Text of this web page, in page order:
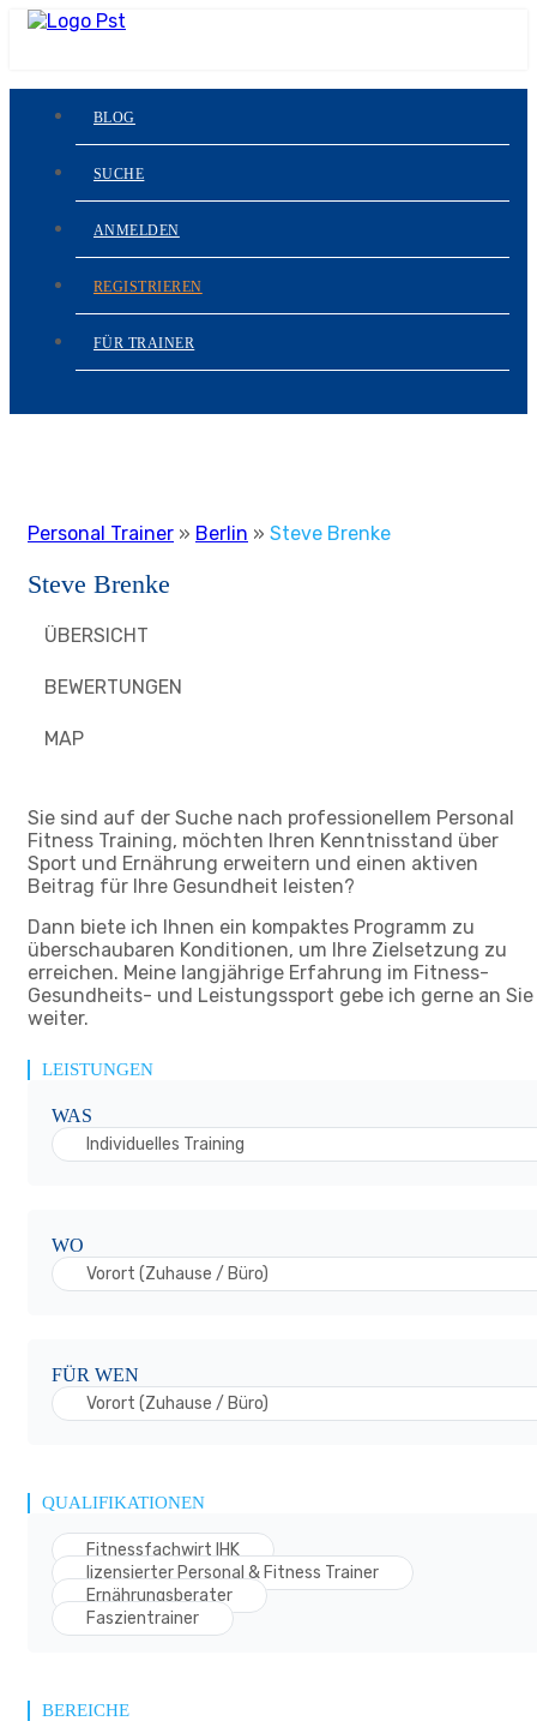
BLOG
SUCHE
ANMELDEN
REGISTRIEREN
FÜR TRAINER
Personal Trainer » Berlin » Steve Brenke
Steve Brenke
ÜBERSICHT
BEWERTUNGEN
MAP
Sie sind auf der Suche nach professionellem Personal
Fitness Training, möchten Ihren Kenntnisstand über
Sport und Ernährung erweitern und einen aktiven
Beitrag für Ihre Gesundheit leisten?
Dann biete ich Ihnen ein kompaktes Programm zu
überschaubaren Konditionen, um Ihre Zielsetzung zu
erreichen. Meine langjährige Erfahrung im Fitness-
Gesundheits- und Leistungssport gebe ich gerne an Sie
weiter.
LEISTUNGEN
WAS
Individuelles Training
WO
Vorort (Zuhause / Büro)
FÜR WEN
Vorort (Zuhause / Büro)
QUALIFIKATIONEN
Fitnessfachwirt IHK
lizensierter Personal & Fitness Trainer
Ernährungsberater
Faszientrainer
BEREICHE